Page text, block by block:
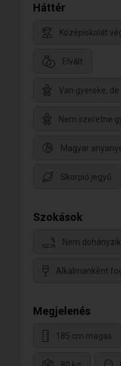
Háttér
Középiskolát
Elvált
Van gyereke, de
Nem szeretne
Magyar
Skorpió jegyű
Szokások
Nem dohányzik
Alkalmanként
Megjelenés
185 cm magas